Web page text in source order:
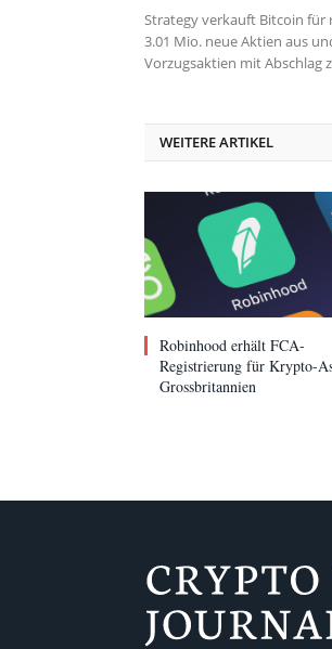
Strategy verkauft Bitcoin für
3.01 Mio. neue Aktien aus
Vorzugsaktien mit Abschlag
WEITERE ARTIKEL
Robinhood erhält FCA-
Registrierung für Krypto-
Grossbritannien